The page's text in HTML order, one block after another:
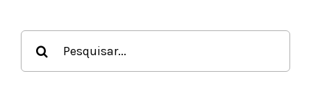
resultados
para: